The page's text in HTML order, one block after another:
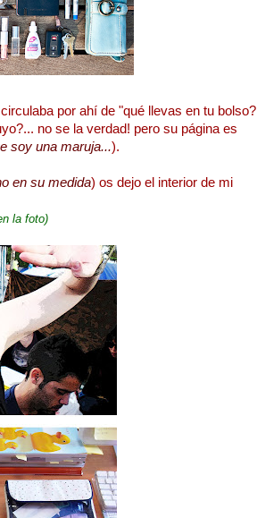
por ahí de "qué llevas en tu bolso?
no se la verdad! pero su página es
soy una maruja...).
en su medida) os dejo el interior de mi
la foto)